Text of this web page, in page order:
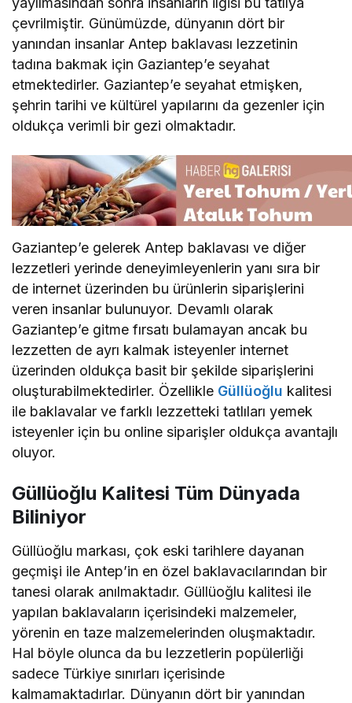
çevrilmiştir. Günümüzde, dünyanın dört bir
yanından insanlar Antep baklavası lezzetinin
tadına bakmak için Gaziantep’e seyahat
etmektedirler. Gaziantep’e seyahat etmişken,
şehrin tarihi ve kültürel yapılarını da gezenler için
oldukça verimli bir gezi olmaktadır.
Gaziantep’e gelerek Antep baklavası ve diğer
lezzetleri yerinde deneyimleyenlerin yanı sıra bir
de internet üzerinden bu ürünlerin siparişlerini
veren insanlar bulunuyor. Devamlı olarak
Gaziantep’e gitme fırsatı bulamayan ancak bu
lezzetten de ayrı kalmak isteyenler internet
üzerinden oldukça basit bir şekilde siparişlerini
oluşturabilmektedirler. Özellikle Güllüoğlu kalitesi
ile baklavalar ve farklı lezzetteki tatlıları yemek
isteyenler için bu online siparişler oldukça avantajlı
oluyor.
Güllüoğlu Kalitesi Tüm Dünyada
Biliniyor
Güllüoğlu markası, çok eski tarihlere dayanan
geçmişi ile Antep’in en özel baklavacılarından bir
tanesi olarak anılmaktadır. Güllüoğlu kalitesi ile
yapılan baklavaların içerisindeki malzemeler,
yörenin en taze malzemelerinden oluşmaktadır.
Hal böyle olunca da bu lezzetlerin popülerliği
sadece Türkiye sınırları içerisinde
kalmamaktadırlar. Dünyanın dört bir yanından